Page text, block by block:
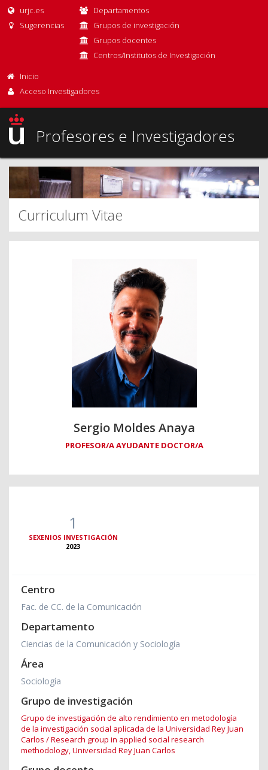
urjc.es
Sugerencias
Departamentos
Grupos de investigación
Grupos docentes
Centros/Institutos de Investigación
Inicio
Acceso Investigadores
Profesores e Investigadores
Curriculum Vitae
Sergio Moldes Anaya
PROFESOR/A AYUDANTE DOCTOR/A
1
SEXENIOS INVESTIGACIÓN
2023
Centro
Fac. de CC. de la Comunicación
Departamento
Ciencias de la Comunicación y Sociología
Área
Sociología
Grupo de investigación
Grupo de investigación de alto rendimiento en metodología
de la investigación social aplicada de la Universidad Rey Juan
Carlos / Research group in applied social research
methodology, Universidad Rey Juan Carlos